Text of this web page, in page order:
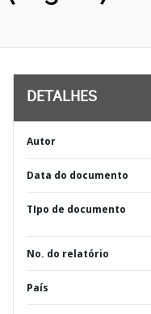
DETALHES
Autor
Data do documento
TIpo de documento
No. do relatório
País